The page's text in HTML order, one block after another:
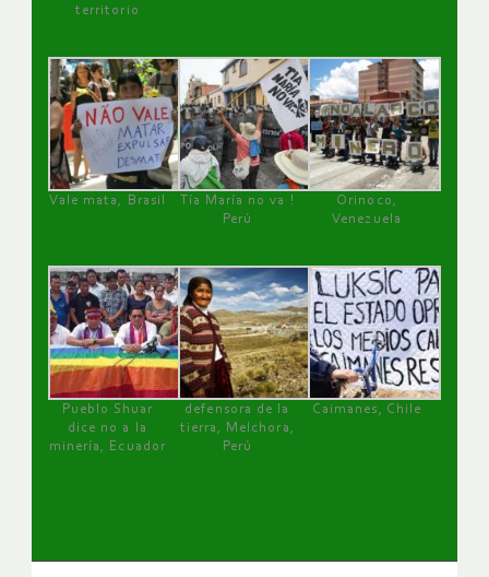
territorio
Vale mata, Brasil
Tía María no va !
Perú
Orinoco,
Venezuela
Pueblo Shuar
dice no a la
minería, Ecuador
defensora de la
tierra, Melchora,
Perú
Caimanes, Chile